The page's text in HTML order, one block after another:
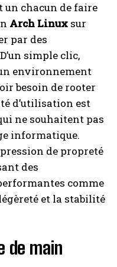
opportunité
Honor
un chacun de faire
Arch Linux sur
par des
simple clic,
environnement
besoin de rooter
d’utilisation est
ne souhaitent pas
informatique.
de propreté
des
comme
et la stabilité
de main